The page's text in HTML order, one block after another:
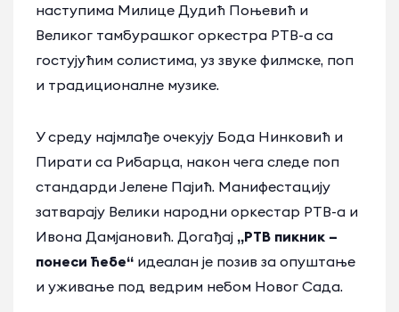
наступима Милице Дудић Поњевић и
Великог тамбурашког оркестра РТВ-а са
гостујућим солистима, уз звуке филмске, поп
и традиционалне музике.
У среду најмлађе очекују Бода Нинковић и
Пирати са Рибарца, након чега следе поп
стандарди Јелене Пајић. Манифестацију
затварају Велики народни оркестар РТВ-а и
Ивона Дамјановић. Догађај „РТВ пикник –
понеси ћебе“ идеалан је позив за опуштање
и уживање под ведрим небом Новог Сада.